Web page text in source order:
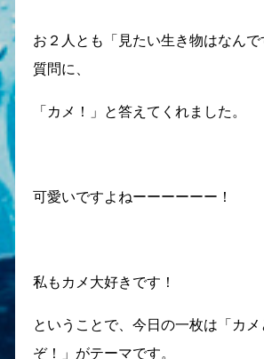
お２人とも「見たい生き物はなんで
質問に、
「カメ！」と答えてくれました。
可愛いですよねーーーーーー！
私もカメ大好きです！
ということで、今日の一枚は「カ
ぞ！」がテーマです。